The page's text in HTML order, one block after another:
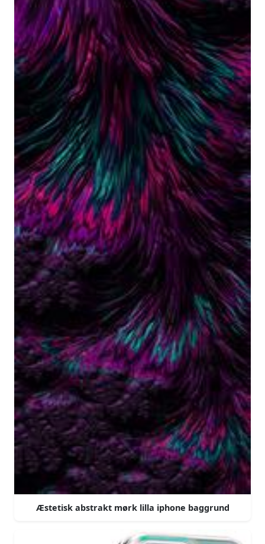
Æstetisk abstrakt mørk lilla iphone baggrund